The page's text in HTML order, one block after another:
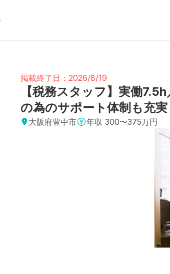
掲載終了日：2026/8/19
【税務スタッフ】実働
の為のサポート体制も充
大阪府豊中市 年収 300〜375万円